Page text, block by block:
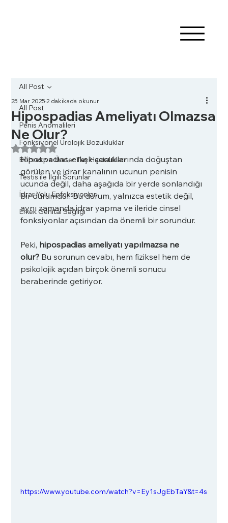
All Post
Penis Anomalileri
Fonksiyonel Ürolojik Bozukluklar
Böbrek ve Üreter Taş Hastalıkları
Testis ile İlgili Sorunlar
İdrar Yolu Enfeksiyonları
Erkek Genital Sağlığı
All Post
Hipospadias Ameliyatı Olmazsa
Ne Olur?
25 Mar 20252 dakikada okunur
5 üzerinden NaN yıldız
Hipospadias, erkek çocuklarında doğuştan
görülen ve idrar kanalının ucunun penisin
ucunda değil, daha aşağıda bir yerde sonlandığı
bir durumdur. Bu durum, yalnızca estetik değil,
aynı zamanda idrar yapma ve ileride cinsel
fonksiyonlar açısından da önemli bir sorundur.
Peki, hipospadias ameliyatı yapılmazsa ne
olur? Bu sorunun cevabı, hem fiziksel hem de
psikolojik açıdan birçok önemli sonucu
beraberinde getiriyor.
https://www.youtube.com/watch?v=Ey1sJgEbTaY&t=4s